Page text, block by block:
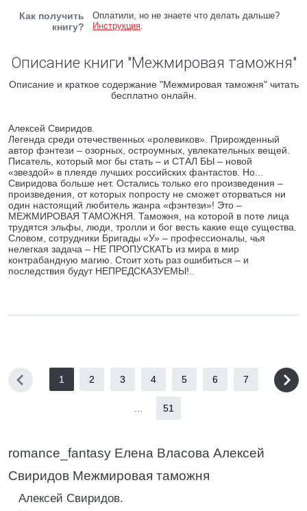
Как получить
книгу?
Оплатили, но не знаете что делать дальше?
Инструкция.
Описание книги "Межмировая таможня"
Описание и краткое содержание "Межмировая таможня" читать
бесплатно онлайн.
Алексей Свиридов.
Легенда среди отечественных «ролевиков». Прирожденный
автор фэнтези – озорных, остроумных, увлекательных вещей.
Писатель, который мог бы стать – и СТАЛ БЫ – новой
«звездой» в плеяде лучших российских фантастов. Но...
Свиридова больше нет. Остались только его произведения –
произведения, от которых попросту не сможет оторваться ни
один настоящий любитель жанра «фэнтези»! Это –
МЕЖМИРОВАЯ ТАМОЖНЯ. Таможня, на которой в поте лица
трудятся эльфы, люди, тролли и бог весть какие еще существа.
Словом, сотрудники Бригады «У» – профессионалы, чья
нелегкая задача – НЕ ПРОПУСКАТЬ из мира в мир
контрабандную магию. Стоит хоть раз ошибиться – и
последствия будут НЕПРЕДСКАЗУЕМЫ!..
1 2 3 4 5 6 7
51
romance_fantasy Елена Власова Алексей
Свиридов Межмировая таможня
Алексей Свиридов.